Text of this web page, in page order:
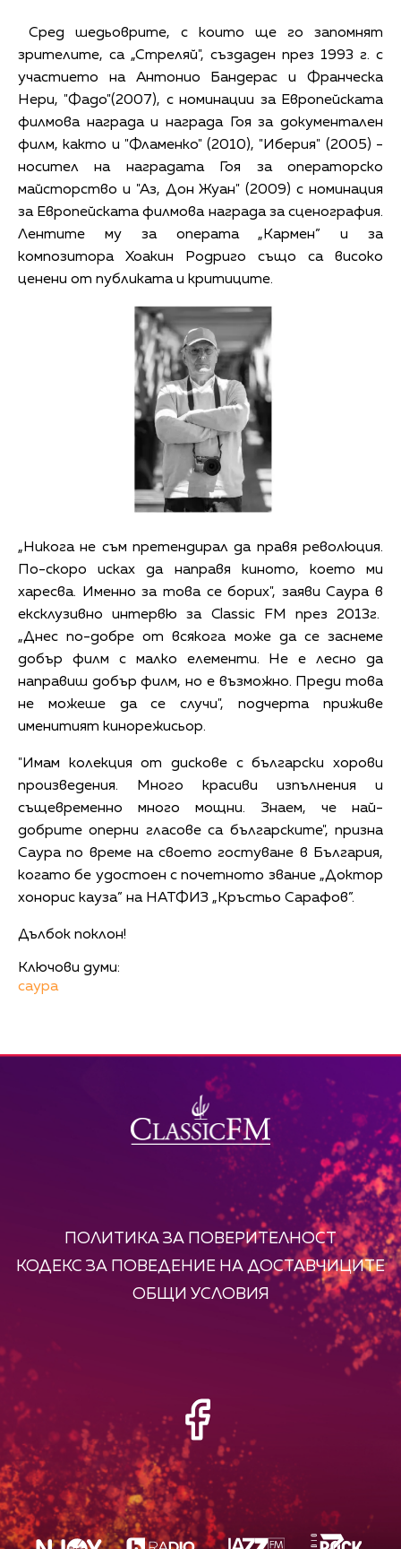
Сред шедьоврите, с които ще го запомнят
зрителите, са „Стреляй", създаден през 1993 г. с
участието на Антонио Бандерас и Франческа
Нери, "Фадо"(2007), с номинации за Европейската
филмова награда и награда Гоя за документален
филм, както и "Фламенко" (2010), "Иберия" (2005) -
носител на наградата Гоя за операторско
майсторство и "Аз, Дон Жуан" (2009) с номинация
за Европейската филмова награда за сценография.
Лентите му за операта „Кармен” и за
композитора Хоакин Родриго също са високо
ценени от публиката и критиците.
„Никога не съм претендирал да правя революция.
По-скоро исках да направя киното, което ми
харесва. Именно за това се борих", заяви Саура в
ексклузивно интервю за Classic FM през 2013г.
„Днес по-добре от всякога може да се заснеме
добър филм с малко елементи. Не е лесно да
направиш добър филм, но е възможно. Преди това
не можеше да се случи", подчерта приживе
именитият кинорежисьор.
"Имам колекция от дискове с български хорови
произведения. Много красиви изпълнения и
същевременно много мощни. Знаем, че най-
добрите оперни гласове са българските", призна
Саура по време на своето гостуване в България,
когато бе удостоен с почетното звание „Доктор
хонорис кауза” на НАТФИЗ „Кръстьо Сарафов”.
Дълбок поклон!
Ключови думи:
саура
ПОЛИТИКА ЗА ПОВЕРИТЕЛНОСТ
КОДЕКС ЗА ПОВЕДЕНИЕ НА ДОСТАВЧИЦИТЕ
ОБЩИ УСЛОВИЯ